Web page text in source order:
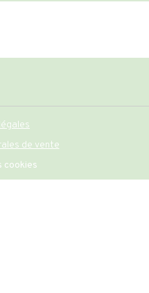
de vente
cookies